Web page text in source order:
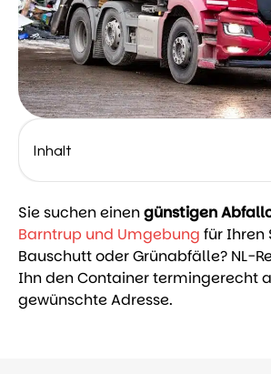
Inhalt
Sie suchen einengünstigen
Barntrup und Umgebung für Ihren
Bauschutt oder Grünabfälle? NL-
Ihn den Container termingerecht
gewünschte Adresse.